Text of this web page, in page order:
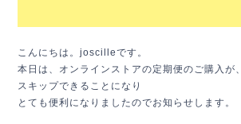
こんにちは。joscilleです。
本日は、オンラインストアの定期便のご購入が、
スキップできることになり
とても便利になりましたのでお知らせします。